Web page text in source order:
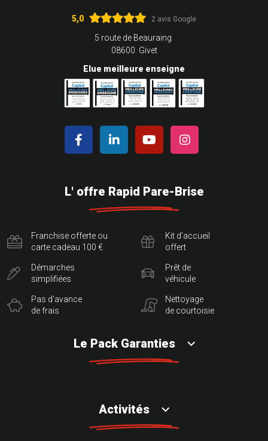
5,0 2 avis Google
5 route de Beauraing
08600 Givet
Elue meilleure enseigne
L' offre Rapid Pare-Brise
Franchise offerte ou
carte cadeau 100 €
Démarches
simplifiées
Pas d'avance
de frais
Kit d'accueil
offert
Prêt de
véhicule
Nettoyage
de courtoisie
Le Pack Garanties
Activités